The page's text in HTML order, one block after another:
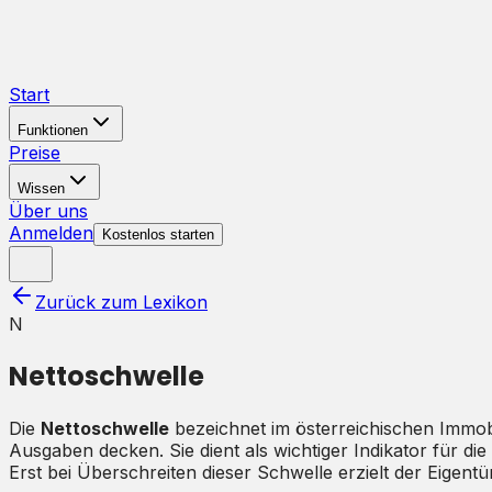
Start
Funktionen
Preise
Wissen
Über uns
Anmelden
Kostenlos starten
Zurück zum Lexikon
N
Nettoschwelle
Die Nettoschwelle bezeichnet im österreichischen
Ausgaben decken. Sie dient als wichtiger Indikator für
Erst bei Überschreiten dieser Schwelle erzielt der